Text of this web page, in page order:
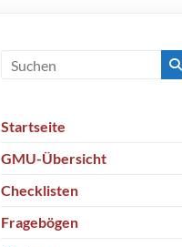
Startseite
GMU-Übersicht
Checklisten
Fragebögen